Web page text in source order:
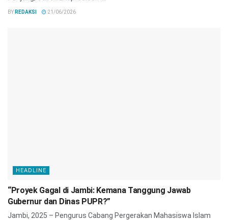
BY REDAKSI 21/06/2026
HEADLINE
“Proyek Gagal di Jambi: Kemana Tanggung Jawab
Gubernur dan Dinas PUPR?”
Jambi, 2025 – Pengurus Cabang Pergerakan Mahasiswa Islam